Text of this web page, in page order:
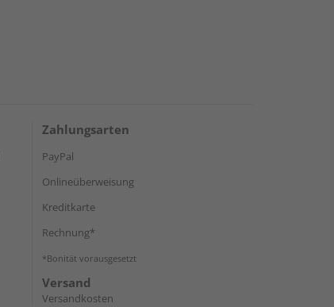
Zahlungsarten
PayPal
Onlineüberweisung
Kreditkarte
Rechnung*
*Bonität vorausgesetzt
Versand
Versandkosten